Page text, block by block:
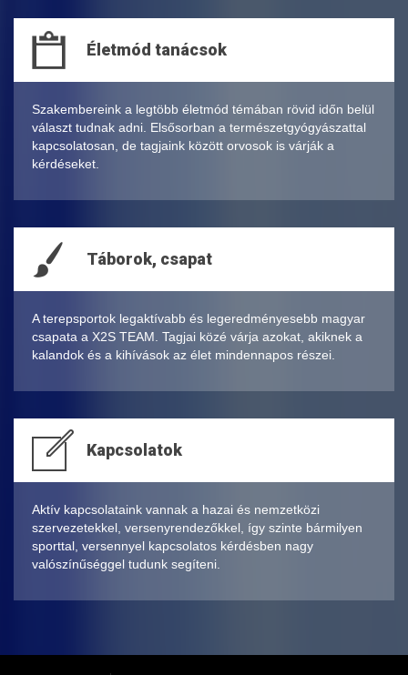
Életmód tanácsok
Szakembereink a legtöbb életmód témában rövid időn belül
választ tudnak adni. Elsősorban a természetgyógyászattal
kapcsolatosan, de tagjaink között orvosok is várják a
kérdéseket.
Táborok, csapat
A terepsportok legaktívabb és legeredményesebb magyar
csapata a X2S TEAM. Tagjai közé várja azokat, akiknek a
kalandok és a kihívások az élet mindennapos részei.
Kapcsolatok
Aktív kapcsolataink vannak a hazai és nemzetközi
szervezetekkel, versenyrendezőkkel, így szinte bármilyen
sporttal, versennyel kapcsolatos kérdésben nagy
valószínűséggel tudunk segíteni.